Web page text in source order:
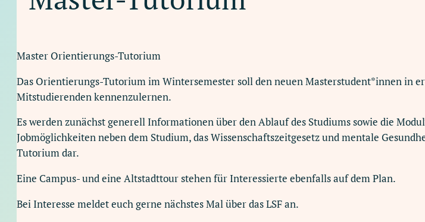
Master Orientierungs-Tutorium
Das Orientierungs-Tutorium im Wintersemester soll den neuen Masterstudent*innen in
Mitstudierenden kennenzulernen.
Es werden zunächst generell Informationen über den Ablauf des Studiums sowie die
Jobmöglichkeiten neben dem Studium, das Wissenschaftszeitgesetz und mentale
Tutorium dar.
Eine Campus- und eine Altstadttour stehen für Interessierte ebenfalls auf dem Plan.
Bei Interesse meldet euch gerne nächstes Mal über das LSF an.